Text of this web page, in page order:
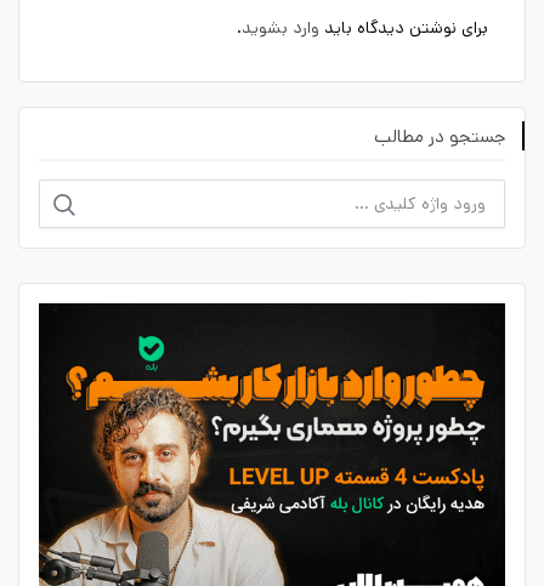
برای نوشتن دیدگاه باید وارد بشوید.
جستجو در مطالب